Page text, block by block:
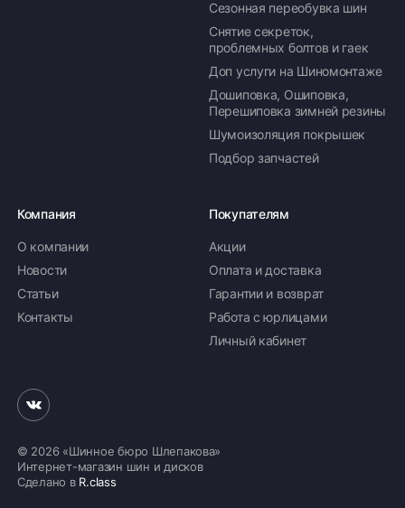
Сезонная переобувка шин
Снятие секреток,
проблемных болтов и гаек
Доп услуги на Шиномонтаже
Дошиповка, Ошиповка,
Перешиповка зимней резины
Шумоизоляция покрышек
Подбор запчастей
Компания
О компании
Новости
Статьи
Контакты
Покупателям
Акции
Оплата и доставка
Гарантии и возврат
Работа с юрлицами
Личный кабинет
© 2026 «Шинное бюро Шлепакова»
Интернет-магазин шин и дисков
Сделано в R.class